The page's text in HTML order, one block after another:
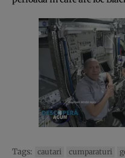
Tags: cautari cumparaturi